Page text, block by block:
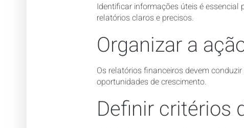
Identificar informações úteis é
relatórios claros e precisos.
Organizar a
Os relatórios financeiros devem
oportunidades de crescimento.
Definir critérios